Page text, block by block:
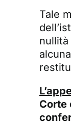
Tale
Corte